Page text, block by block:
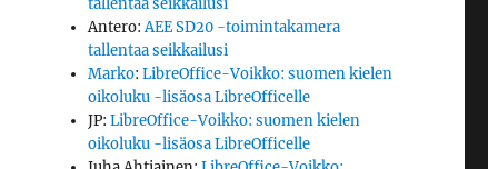
tallentaa seikkailusi
Antero:AEE SD20 -toimintakamera
tallentaa seikkailusi
Marko:LibreOffice-Voikko: suomen kielen
oikoluku -lisäosa LibreOfficelle
JP:LibreOffice-Voikko: suomen kielen
oikoluku -lisäosa LibreOfficelle